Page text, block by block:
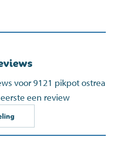
voor 9121 pikpot ostrea
een review